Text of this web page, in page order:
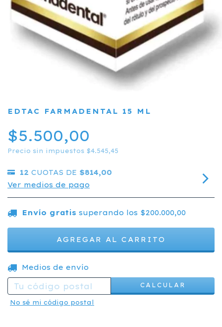
EDTAC FARMADENTAL 15 ML
$5.500,00
Precio sin impuestos $4.545,45
12 CUOTAS DE $814,00
Ver medios de pago
Envío gratis superando los $200.000,00
Entregas para el CP:
Medios de envío
CALCULAR
No sé mi código postal